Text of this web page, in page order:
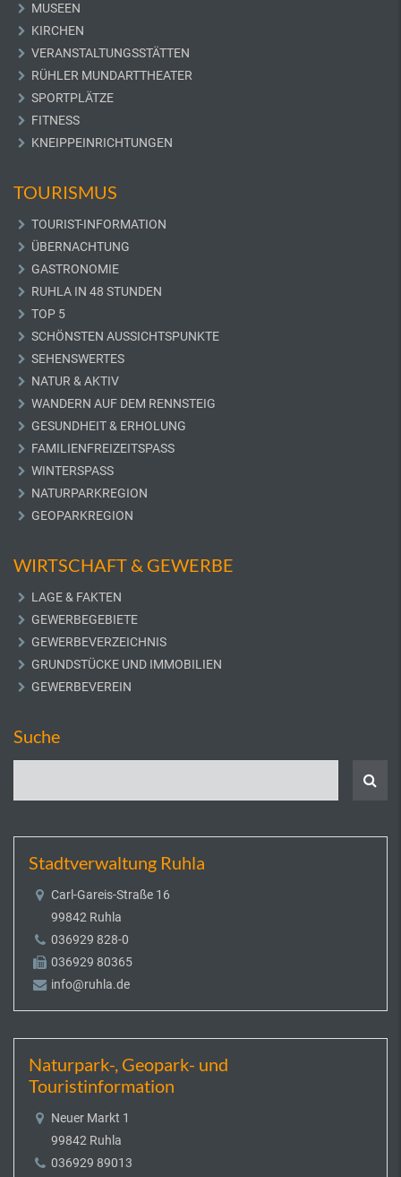
MUSEEN
KIRCHEN
VERANSTALTUNGSSTÄTTEN
RÜHLER MUNDARTTHEATER
SPORTPLÄTZE
FITNESS
KNEIPPEINRICHTUNGEN
TOURISMUS
TOURIST-INFORMATION
ÜBERNACHTUNG
GASTRONOMIE
RUHLA IN 48 STUNDEN
TOP 5
SCHÖNSTEN AUSSICHTSPUNKTE
SEHENSWERTES
NATUR & AKTIV
WANDERN AUF DEM RENNSTEIG
GESUNDHEIT & ERHOLUNG
FAMILIENFREIZEITSPASS
WINTERSPASS
NATURPARKREGION
GEOPARKREGION
WIRTSCHAFT & GEWERBE
LAGE & FAKTEN
GEWERBEGEBIETE
GEWERBEVERZEICHNIS
GRUNDSTÜCKE UND IMMOBILIEN
GEWERBEVEREIN
Suche
Stadtverwaltung Ruhla
Carl-Gareis-Straße 16
99842 Ruhla
036929 828-0
036929 80365
info@ruhla.de
Naturpark-, Geopark- und
Touristinformation
Neuer Markt 1
99842 Ruhla
036929 89013